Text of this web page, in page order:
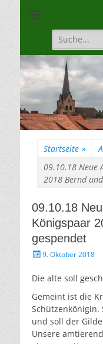
Suche
für:
Startseite »
09.10.18 Neue
2018 Bernd
09.10.18
Königspaar
gespendet
Gepostet
9. Oktober 2018
Die alte soll
Gemeint ist die
Schützenkönigin.
und soll der
Unsere